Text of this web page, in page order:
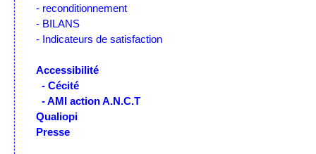
- reconditionnement
- BILANS
- Indicateurs de satisfaction
Accessibilité
- Cécité
- AMI action A.N.C.T
Qualiopi
Presse